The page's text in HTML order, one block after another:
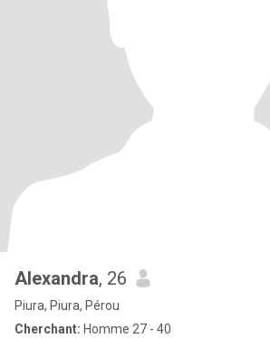
Alexandra, 26
Piura, Piura, Pérou
Cherchant: Homme 27 - 40